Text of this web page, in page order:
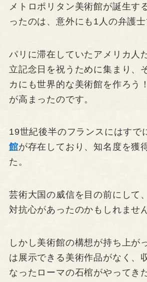
メトロポリタン美術館が誕生す
ったのは、意外にも1人の弁護士
パリに滞在していたアメリカ人
立記念日を祝うために集まり、
カにも世界的な美術館を作ろう
が高まったのです。
19世紀後半のフランスにはすで
館が存在しており、知名度を獲
た。
芸術大国の威信を目の前にして
対抗心があったのかもしれませ
しかし美術館の構想が持ち上が
は展示できる美術作品がなく、
なったローマの石棺がやってき